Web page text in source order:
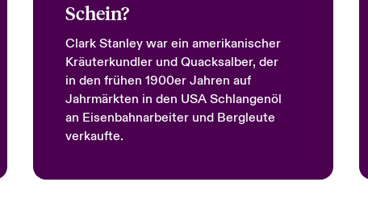
Schein?
Clark Stanley war ein amerikanischer
Kräuterkundler und Quacksalber, der
in den frühen 1900er Jahren auf
Jahrmärkten in den USA Schlangenöl
an Eisenbahnarbeiter und Bergleute
verkaufte.